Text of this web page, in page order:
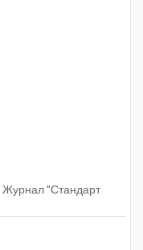
Журнал "Стандарт